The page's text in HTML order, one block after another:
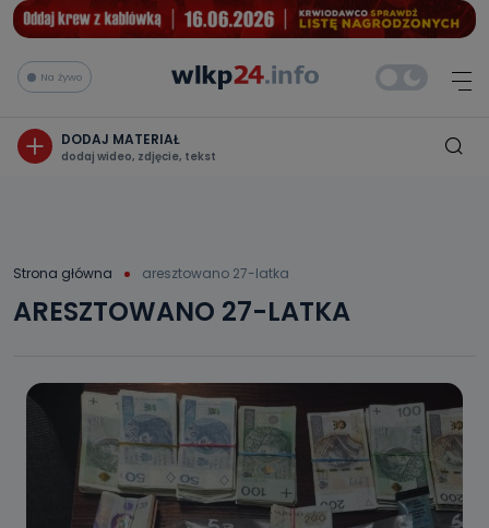
Na żywo
DODAJ MATERIAŁ
dodaj wideo, zdjęcie, tekst
Strona główna aresztowano 27-latka
ARESZTOWANO 27-LATKA